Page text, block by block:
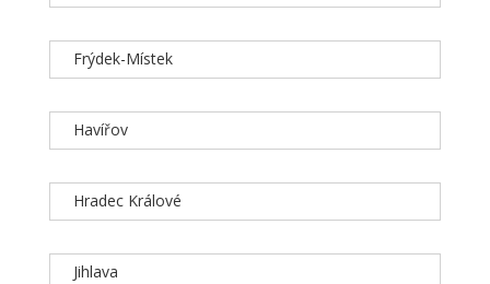
Frýdek-Místek
Havířov
Hradec Králové
Jihlava